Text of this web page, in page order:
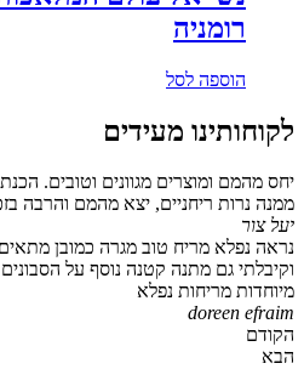
רומניה
הוספה לסל
לקוחותינו מעידים
יחס מהמם ומוצרים מגוונים וטובים.
ממנה נרות ריחניים, יצא מהמם והרבה
יעל צור
נראה נפלא מריח טוב מגרה כמובן
וקיבלתי גם מתנה קטנה נוסף על הסבונים
מיוחדות מריחות נפלא
doreen efraim
הקודם
הבא